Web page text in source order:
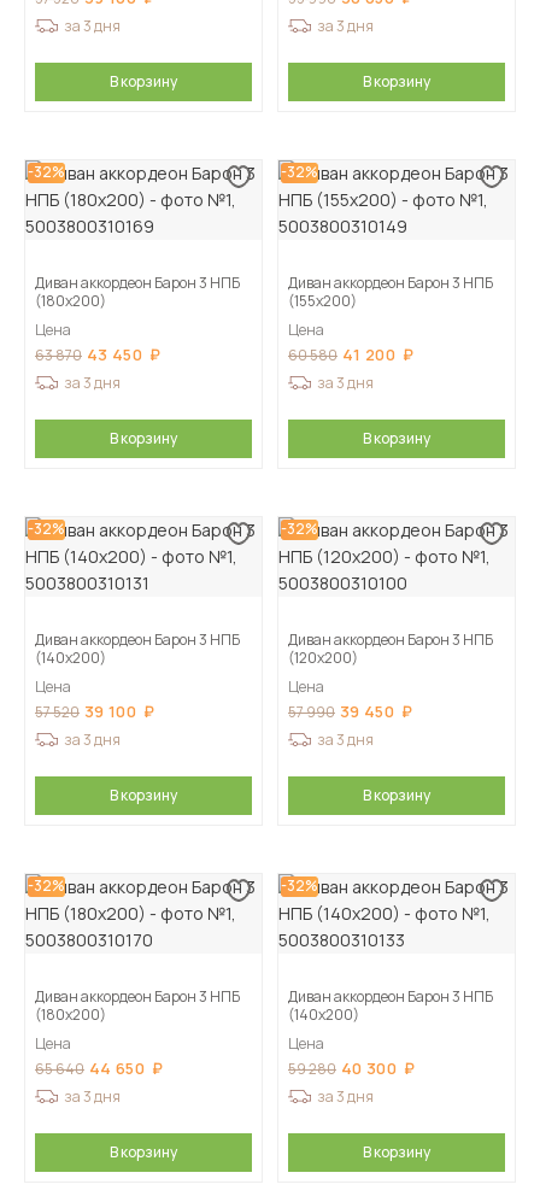
за 3 дня
В корзину
за 3 дня
В корзину
-32%
Диван аккордеон Барон 3 НПБ
(180х200)
Цена
63 870 43 450
за 3 дня
В корзину
-32%
Диван аккордеон Барон 3 НПБ
(155х200)
Цена
60 580 41 200
за 3 дня
В корзину
-32%
Диван аккордеон Барон 3 НПБ
(140х200)
Цена
57 520 39 100
за 3 дня
В корзину
-32%
Диван аккордеон Барон 3 НПБ
(120х200)
Цена
57 990 39 450
за 3 дня
В корзину
-32%
Диван аккордеон Барон 3 НПБ
(180х200)
Цена
65 640 44 650
за 3 дня
В корзину
-32%
Диван аккордеон Барон 3 НПБ
(140х200)
Цена
59 280 40 300
за 3 дня
В корзину